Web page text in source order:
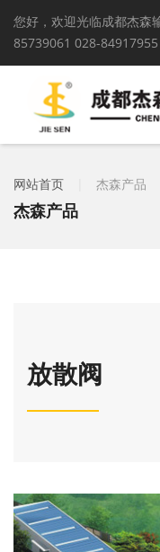
您好，欢迎光临成都杰森
85739061 028-84917955
网站首页 杰森产品
杰森产品
放散阀